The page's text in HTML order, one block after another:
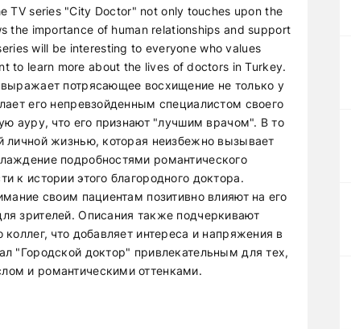
TV series "City Doctor" not only touches upon the
the importance of human relationships and support
will be interesting to everyone who values
to learn more about the lives of doctors in Turkey.
потрясающее восхищение не только у
его непревзойденным специалистом своего
ауру, что его признают "лучшим врачом". В то
личной жизнью, которая неизбежно вызывает
подробностями романтического
к истории этого благородного доктора.
своим пациентам позитивно влияют на его
зрителей. Описания также подчеркивают
что добавляет интереса и напряжения в
"Городской доктор" привлекательным для тех,
и романтическими оттенками.